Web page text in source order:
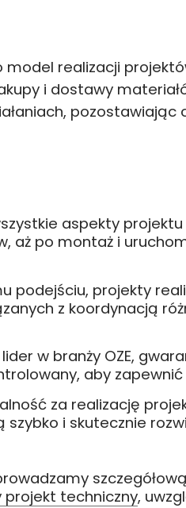
model realizacji
i dostawy
pozostawiając
aspekty
aż po montaż i
podejściu, projekty
z koordynacją
w branży OZE,
aby
za realizację
i skutecznie
projekt techniczny,